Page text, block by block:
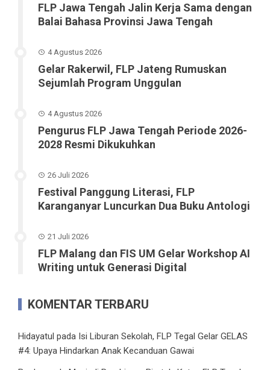
FLP Jawa Tengah Jalin Kerja Sama dengan
Balai Bahasa Provinsi Jawa Tengah
4 Agustus 2026
Gelar Rakerwil, FLP Jateng Rumuskan
Sejumlah Program Unggulan
4 Agustus 2026
Pengurus FLP Jawa Tengah Periode 2026-
2028 Resmi Dikukuhkan
26 Juli 2026
Festival Panggung Literasi, FLP
Karanganyar Luncurkan Dua Buku Antologi
21 Juli 2026
FLP Malang dan FIS UM Gelar Workshop AI
Writing untuk Generasi Digital
KOMENTAR TERBARU
Hidayatul pada Isi Liburan Sekolah, FLP Tegal Gelar GELAS
#4: Upaya Hindarkan Anak Kecanduan Gawai